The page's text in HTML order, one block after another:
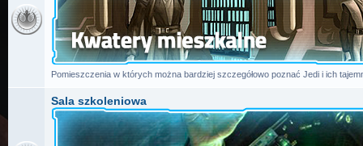
Pomieszczenia w których można bardziej szczegółowo poznać Jedi i ich
Sala szkoleniowa